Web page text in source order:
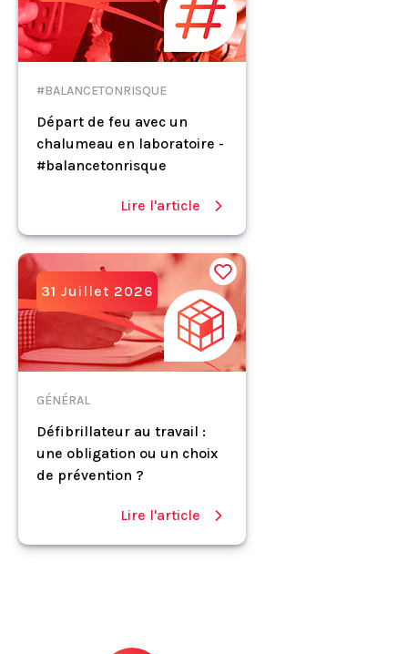
#BALANCETONRISQUE
Départ de feu avec un
chalumeau en laboratoire -
#balancetonrisque
Lire l'article
31 Juillet 2026
GÉNÉRAL
Défibrillateur au travail :
une obligation ou un choix
de prévention ?
Lire l'article